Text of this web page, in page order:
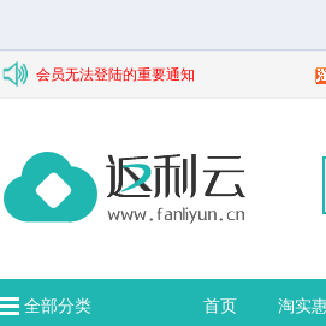
会员无法登陆的重要通知
全部分类 首页 淘实